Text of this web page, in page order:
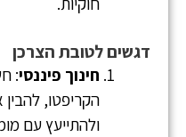
דגשים לטובת הצרכן
חינוך פיננסי:
הקריפטו, להבין
ולהתייעץ עם